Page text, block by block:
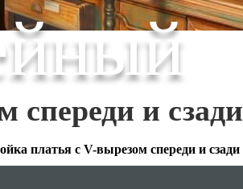
спереди и сзади
платья с V-вырезом спереди и сзади